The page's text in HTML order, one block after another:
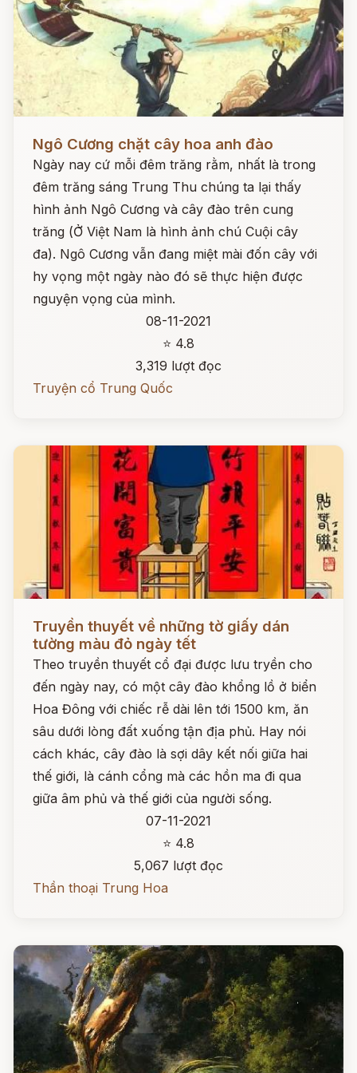
Ngô Cương chặt cây hoa anh đào
Ngày nay cứ mỗi đêm trăng rằm, nhất là trong
đêm trăng sáng Trung Thu chúng ta lại thấy
hình ảnh Ngô Cương và cây đào trên cung
trăng (Ở Việt Nam là hình ảnh chú Cuội cây
đa). Ngô Cương vẫn đang miệt mài đốn cây với
hy vọng một ngày nào đó sẽ thực hiện được
nguyện vọng của mình.
08-11-2021
⭐ 4.8
3,319 lượt đọc
Truyện cổ Trung Quốc
Đọc ngay
Truyền thuyết về những tờ giấy dán
tường màu đỏ ngày tết
Theo truyền thuyết cổ đại được lưu tryền cho
đến ngày nay, có một cây đào khổng lồ ở biển
Hoa Đông với chiếc rễ dài lên tới 1500 km, ăn
sâu dưới lòng đất xuống tận địa phủ. Hay nói
cách khác, cây đào là sợi dây kết nối giữa hai
thế giới, là cánh cổng mà các hồn ma đi qua
giữa âm phủ và thế giới của người sống.
07-11-2021
⭐ 4.8
5,067 lượt đọc
Thần thoại Trung Hoa